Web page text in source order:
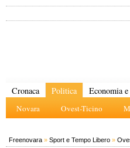
Cronaca Politica
Novara Ovest-Ticino
Economia
Freenovara » Sport e Tempo Libero »